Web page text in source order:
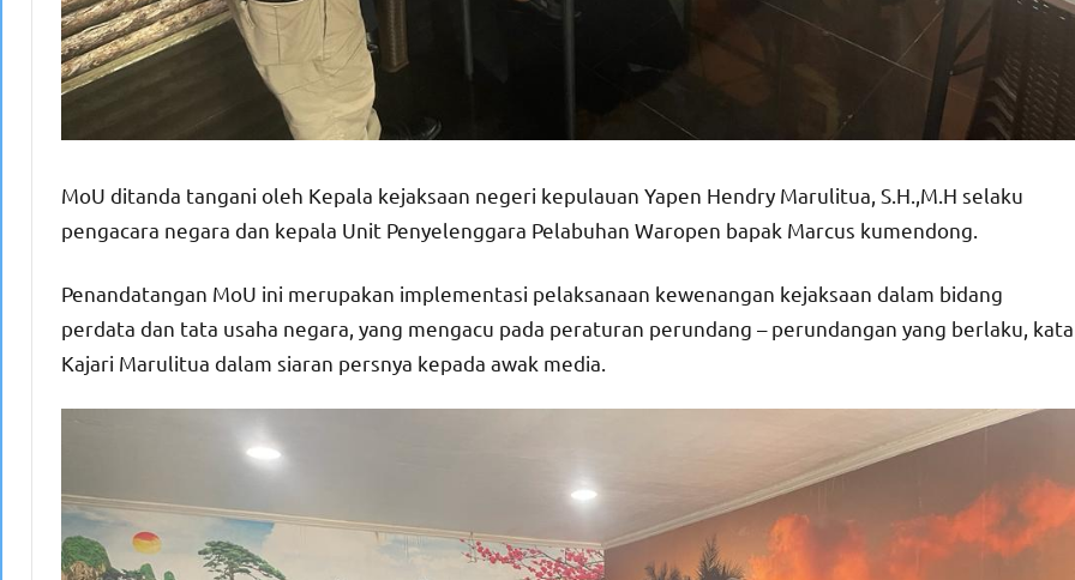
MoU ditanda tangani oleh Kepala kejaksaan negeri kepulauan Yapen Hendry Marulitua, S.H.,M.H selaku
pengacara negara dan kepala Unit Penyelenggara Pelabuhan Waropen bapak Marcus kumendong.
Penandatangan MoU ini merupakan implementasi pelaksanaan kewenangan kejaksaan dalam bidang
perdata dan tata usaha negara, yang mengacu pada peraturan perundang – perundangan yang berlaku, kata
Kajari Marulitua dalam siaran persnya kepada awak media.